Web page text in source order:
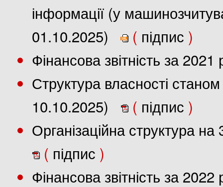
інформації (у
01.10.2025)
( підпис )
Фінансова звітність за
Структура власності
10.10.2025)
( підпис )
Організаційна структура
( підпис )
Фінансова звітність за